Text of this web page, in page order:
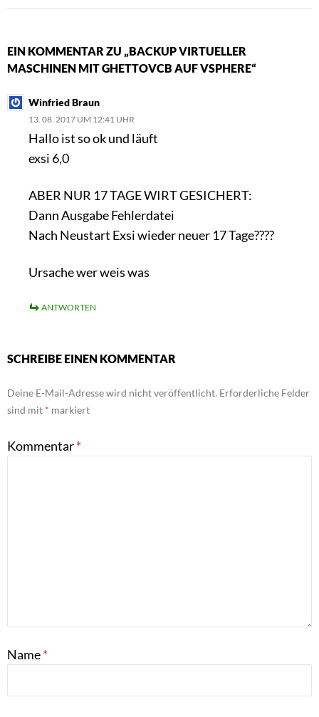
EIN KOMMENTAR ZU „BACKUP VIRTUELLER
MASCHINEN MIT GHETTOVCB AUF VSPHERE“
Winfried Braun
13. 08. 2017 UM 12:41 UHR
Hallo ist so ok und läuft
exsi 6,0
ABER NUR 17 TAGE WIRT GESICHERT:
Dann Ausgabe Fehlerdatei
Nach Neustart Exsi wieder neuer 17 Tage????
Ursache wer weis was
ANTWORTEN
SCHREIBE EINEN KOMMENTAR
Deine E-Mail-Adresse wird nicht veröffentlicht. Erforderliche Felder
sind mit * markiert
Kommentar*
Name*